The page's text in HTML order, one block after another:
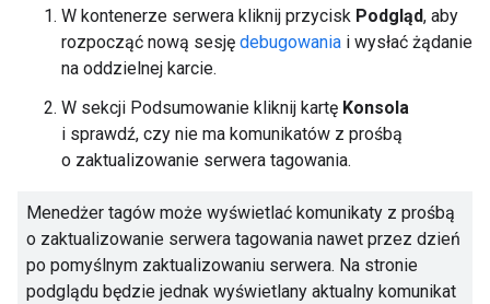
W kontenerze serwera kliknij przycisk Podgląd, aby
rozpocząć nową sesję debugowania i wysłać żądanie
na oddzielnej karcie.
W sekcji Podsumowanie kliknij kartę Konsola
i sprawdź, czy nie ma komunikatów z prośbą
o zaktualizowanie serwera tagowania.
Menedżer tagów może wyświetlać komunikaty z prośbą
o zaktualizowanie serwera tagowania nawet przez dzień
po pomyślnym zaktualizowaniu serwera. Na stronie
podglądu będzie jednak wyświetlany aktualny komunikat